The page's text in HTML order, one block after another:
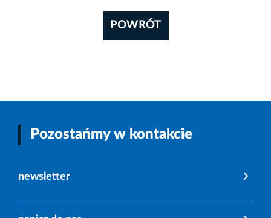
POWRÓT
Pozostańmy w kontakcie
newsletter